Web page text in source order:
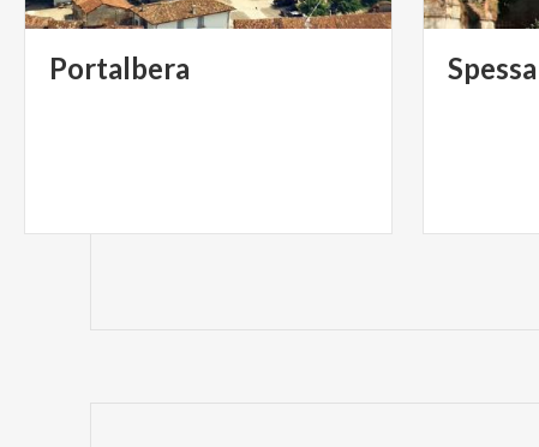
Portalbera Spessa